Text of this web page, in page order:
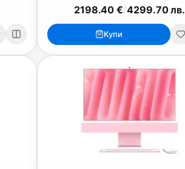
2198.40 €/4299.70 лв.
Купи